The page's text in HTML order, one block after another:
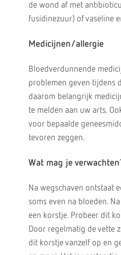
de wond af met
fusidinezuur) of vaseline
Medicijnen/allergie
Bloedverdunnende
problemen geven tijdens
daarom belangrijk
te melden aan uw arts.
voor bepaalde
tevoren zeggen.
Wat mag je
Na wegschaven ontstaat
soms even na bloeden.
een korstje. Probeer dit
Door regelmatig de vette
dit korstje vanzelf op en